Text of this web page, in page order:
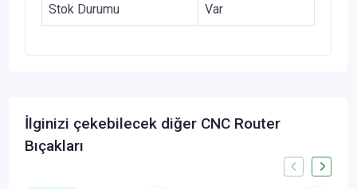
Stok Durumu Var
İlginizi çekebilecek diğer CNC Router
Bıçakları